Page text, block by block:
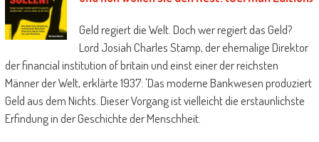
Geld regiert die Welt. Doch wer regiert das Geld?
Lord Josiah Charles Stamp, der ehemalige Direktor
der financial institution of britain und einst einer der reichsten
Männer der Welt, erklärte 1937: 'Das moderne Bankwesen produziert
Geld aus dem Nichts. Dieser Vorgang ist vielleicht die erstaunlichste
Erfindung in der Geschichte der Menschheit.